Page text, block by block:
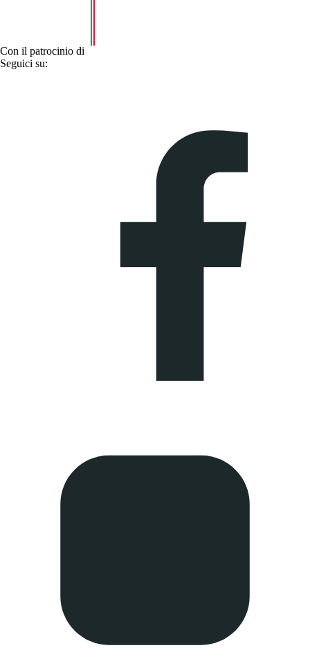
Con il patrocinio di
Seguici su: